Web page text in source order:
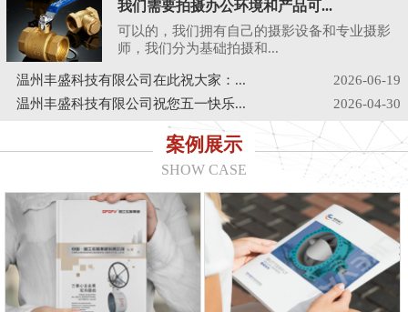
我们需要拍摄办公环境和产品可...
可以的，我们拥有自己的摄影设备和专业摄影
师，我们分为基础拍摄和...
温州丰盛科技有限公司在此祝大家：...
2026-06-19
温州丰盛科技有限公司祝您五一快乐...
2026-04-30
案例展示
SHOW CASE